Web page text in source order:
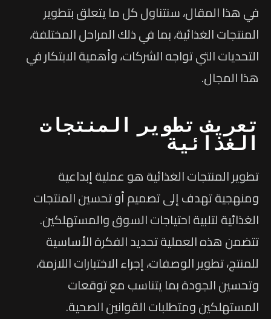
في هذا المقال، سنتناول كل ما يتعلق بتطوير
المنتجات الغذائية، بما في ذلك المراحل المختلفة،
التحديات التي تواجه الشركات، وأهمية الابتكار في
هذا المجال.
تعريف تطوير المنتجات
الغذائية
تطوير المنتجات الغذائية هو عملية إبداعية
ومنهجية تهدف إلى تصميم أو تحسين المنتجات
الغذائية لتلبية احتياجات السوق والمستهلكين.
تتضمن هذه العملية تحديد الفكرة الأساسية
للمنتج، تطوير الوصفات، إجراء الاختبارات اللازمة،
وتحسين الجودة بما يتناسب مع توقعات
المستهلكين ومتطلبات القوانين الصحية.